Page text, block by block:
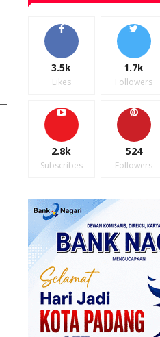
3.5k
Likes
1.7k
Followers
2.8k
Subscribes
524
Followers